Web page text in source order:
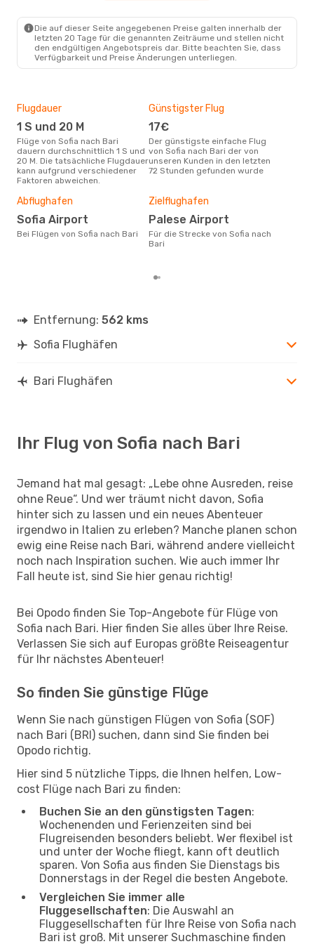
Die auf dieser Seite angegebenen Preise galten innerhalb der
letzten 20 Tage für die genannten Zeiträume und stellen nicht
den endgültigen Angebotspreis dar. Bitte beachten Sie, dass
Verfügbarkeit und Preise Änderungen unterliegen.
Flugdauer
1 S und 20 M
Flüge von Sofia nach Bari
dauern durchschnittlich 1 S und
20 M. Die tatsächliche Flugdauer
kann aufgrund verschiedener
Faktoren abweichen.
Günstigster Flug
17€
Der günstigste einfache Flug
von Sofia nach Bari der von
unseren Kunden in den letzten
72 Stunden gefunden wurde
Abflughafen
Sofia Airport
Bei Flügen von Sofia nach Bari
Zielflughafen
Palese Airport
Für die Strecke von Sofia nach
Bari
Entfernung: 562 kms
Sofia Flughäfen
Bari Flughäfen
Ihr Flug von Sofia nach Bari
Jemand hat mal gesagt: „Lebe ohne Ausreden, reise
ohne Reue“. Und wer träumt nicht davon, Sofia
hinter sich zu lassen und ein neues Abenteuer
irgendwo in Italien zu erleben? Manche planen schon
ewig eine Reise nach Bari, während andere vielleicht
noch nach Inspiration suchen. Wie auch immer Ihr
Fall heute ist, sind Sie hier genau richtig!
Bei Opodo finden Sie Top-Angebote für Flüge von
Sofia nach Bari. Hier finden Sie alles über Ihre Reise.
Verlassen Sie sich auf Europas größte Reiseagentur
für Ihr nächstes Abenteuer!
So finden Sie günstige Flüge
Wenn Sie nach günstigen Flügen von Sofia (SOF)
nach Bari (BRI) suchen, dann sind Sie finden bei
Opodo richtig.
Hier sind 5 nützliche Tipps, die Ihnen helfen, Low-
cost Flüge nach Bari zu finden:
Buchen Sie an den günstigsten Tagen:
Wochenenden und Ferienzeiten sind bei
Flugreisenden besonders beliebt. Wer flexibel ist
und unter der Woche fliegt, kann oft deutlich
sparen. Von Sofia aus finden Sie Dienstags bis
Donnerstags in der Regel die besten Angebote.
Vergleichen Sie immer alle
Fluggesellschaften: Die Auswahl an
Fluggesellschaften für Ihre Reise von Sofia nach
Bari ist groß. Mit unserer Suchmaschine finden